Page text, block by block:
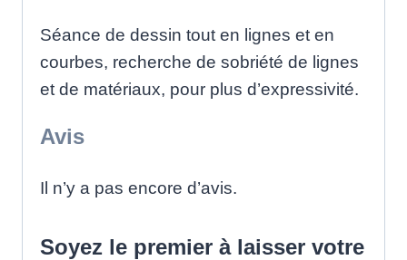
Séance de dessin tout en lignes et en
courbes, recherche de sobriété de lignes
et de matériaux, pour plus d’expressivité.
Avis
Il n’y a pas encore d’avis.
Soyez le premier à laisser votre